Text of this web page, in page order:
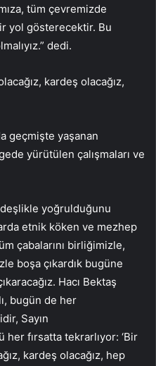
tüm çevremizde
yol gösterecektir. Bu
dedi.
kardeş olacağız,
geçmişte yaşanan
yürütülen çalışmaları ve
yoğrulduğunu
etnik köken ve mezhep
çabalarını birliğimizle,
boşa çıkardık bugüne
Hacı Bektaş
bugün de her
Sayın
her fırsatta tekrarlıyor: ‘Bir
kardeş olacağız, hep